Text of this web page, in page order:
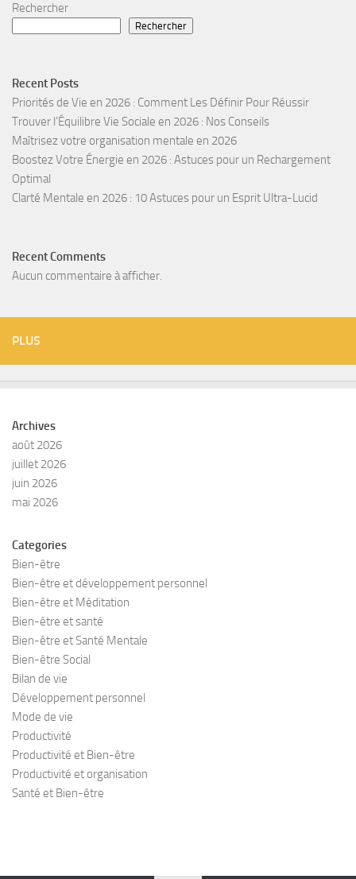
Rechercher
Rechercher
Recent Posts
Priorités de Vie en 2026 : Comment Les Définir Pour Réussir
Trouver l’Équilibre Vie Sociale en 2026 : Nos Conseils
Maîtrisez votre organisation mentale en 2026
Boostez Votre Énergie en 2026 : Astuces pour un Rechargement
Optimal
Clarté Mentale en 2026 : 10 Astuces pour un Esprit Ultra-Lucid
Recent Comments
Aucun commentaire à afficher.
PLUS
Archives
août 2026
juillet 2026
juin 2026
mai 2026
Categories
Bien-être
Bien-être et développement personnel
Bien-être et Méditation
Bien-être et santé
Bien-être et Santé Mentale
Bien-être Social
Bilan de vie
Développement personnel
Mode de vie
Productivité
Productivité et Bien-être
Productivité et organisation
Santé et Bien-être